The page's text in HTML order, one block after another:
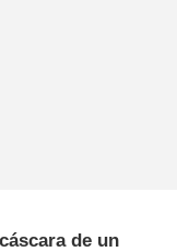
de un